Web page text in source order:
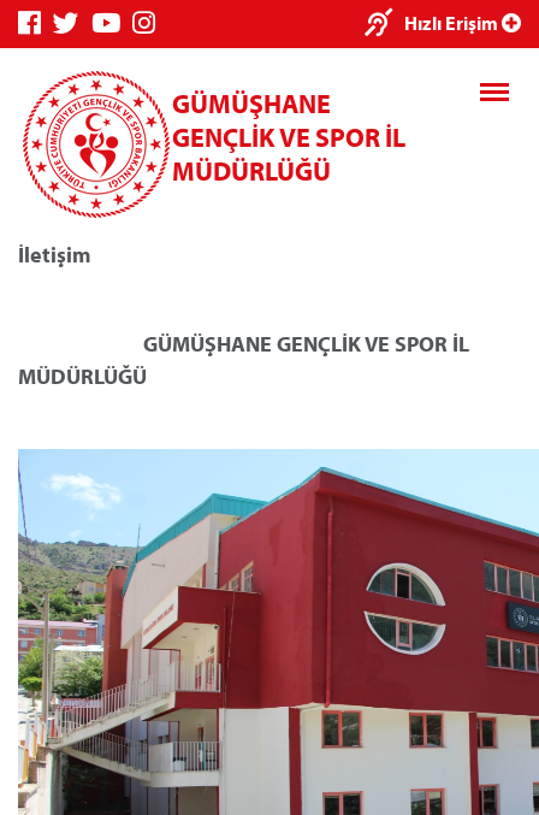
Hızlı Erişim
GÜMÜŞHANE
GENÇLİK VE SPOR İL
MÜDÜRLÜĞÜ
İletişim
GÜMÜŞHANE GENÇLİK VE SPOR İL
MÜDÜRLÜĞÜ
Genç Bilgi Sistemi Spor Bilgi Sistemi
Kredi/Yurt E-Ödeme